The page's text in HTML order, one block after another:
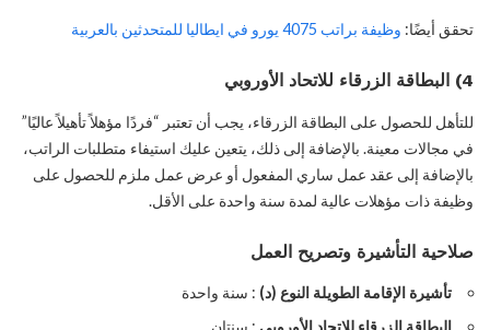
تحقق أيضًا: وظيفة براتب 4075 يورو في ايطاليا للمتحدثين بالعربية
4) البطاقة الزرقاء للاتحاد الأوروبي
للتأهل للحصول على البطاقة الزرقاء، يجب أن تعتبر “فردًا مؤهلاً تأهيلاً عاليًا”
في مجالات معينة. بالإضافة إلى ذلك، يتعين عليك استيفاء متطلبات الراتب،
بالإضافة إلى عقد عمل ساري المفعول أو عرض عمل ملزم للحصول على
وظيفة ذات مؤهلات عالية لمدة سنة واحدة على الأقل.
صلاحية التأشيرة وتصريح العمل
تأشيرة الإقامة الطويلة النوع (د) : سنة واحدة